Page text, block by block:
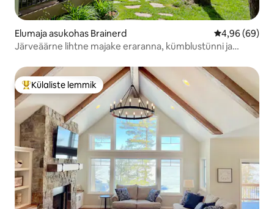
Elumaja asukohas Brainerd Keskmine
4,96 (69)
Järveäärne lihtne majake eraranna, kümblustünni ja
Külaliste suur lemmik
Külaliste lemmik